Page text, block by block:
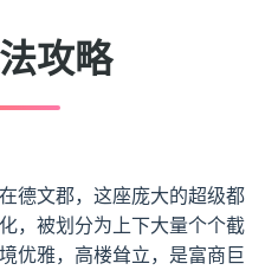
攻略
德文郡，这座庞大的超级都
，被划分为上下大量个个截
优雅，高楼耸立，是富商巨